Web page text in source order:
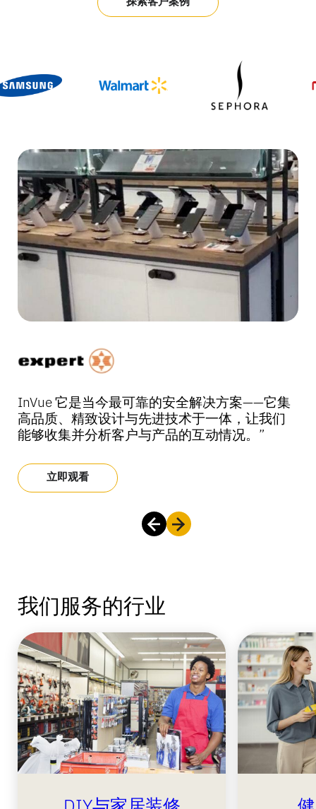
InVue 它是当今最可靠的安全解决方案——它集
高品质、精致设计与先进技术于一体，让我们
能够收集并分析客户与产品的互动情况。”
立即观看
"OneKEY 生态系统使我们能够更高效地在销售
现场运作，更快地为客户提供服务。每个人都
有自己的钥匙，这意味着没有人需要共用钥
匙，从而保护了我们的员工以及我们的资产。
欢迎到店体验
“这次调整带来的体验如此出色，让我们可以肯
定地说绝不会再回头——而且自升级以来，演示
设备再也没有发生过被盗的情况”
欢迎到店体验
需要收银机、电脑和键盘，而这个系统操作起
来顺畅多了。顾客进出更快捷，我们明显感觉
到服务质量和销售额都有所提升。”
欢迎到店体验
InVue 它是当今最可靠的安全解决方案——它集
高品质、精致设计与先进技术于一体，让我们
能够收集并分析客户与产品的互动情况。”
立即观看
"OneKEY 生态系统使我们能够更高效地在销售
现场运作，更快地为客户提供服务。每个人都
有自己的钥匙，这意味着没有人需要共用钥
匙，从而保护了我们的员工以及我们的资产。
欢迎到店体验
“这次调整带来的体验如此出色，让我们可以肯
定地说绝不会再回头——而且自升级以来，演示
设备再也没有发生过被盗的情况”
欢迎到店体验
需要收银机、电脑和键盘，而这个系统操作起
来顺畅多了。顾客进出更快捷，我们明显感觉
到服务质量和销售额都有所提升。”
欢迎到店体验
InVue 它是当今最可靠的安全解决方案——它集
高品质、精致设计与先进技术于一体，让我们
能够收集并分析客户与产品的互动情况。”
立即观看
"OneKEY 生态系统使我们能够更高效地在销售
现场运作，更快地为客户提供服务。每个人都
有自己的钥匙，这意味着没有人需要共用钥
匙，从而保护了我们的员工以及我们的资产。
欢迎到店体验
“这次调整带来的体验如此出色，让我们可以肯
定地说绝不会再回头——而且自升级以来，演示
设备再也没有发生过被盗的情况”
欢迎到店体验
需要收银机、电脑和键盘，而这个系统操作起
来顺畅多了。顾客进出更快捷，我们明显感觉
到服务质量和销售额都有所提升。”
欢迎到店体验
我们服务的行业